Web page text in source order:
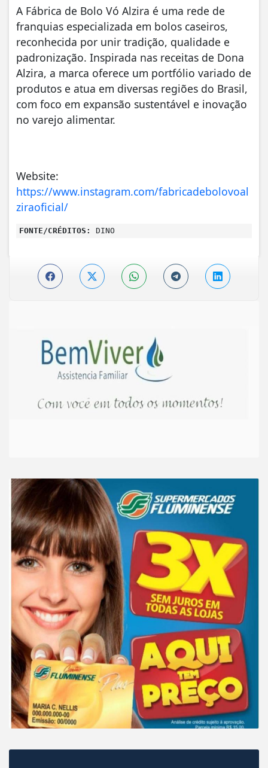
A Fábrica de Bolo Vó Alzira é uma rede de
franquias especializada em bolos caseiros,
reconhecida por unir tradição, qualidade e
padronização. Inspirada nas receitas de Dona
Alzira, a marca oferece um portfólio variado de
produtos e atua em diversas regiões do Brasil,
com foco em expansão sustentável e inovação
no varejo alimentar.
Website:
https://www.instagram.com/fabricadebolovoal
ziraoficial/
FONTE/CRÉDITOS: DINO